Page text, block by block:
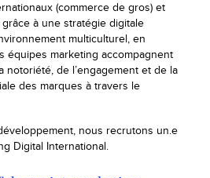
(commerce de gros) et
à une stratégie digitale
multiculturel, en
équipes marketing accompagnent
notoriété, de l’engagement et de la
des marques à travers le
nous recrutons un.e
Digital International.